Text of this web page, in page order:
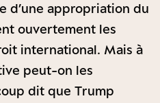
d’une appropriation du
ouvertement les
international. Mais à
peut-on les
dit que Trump